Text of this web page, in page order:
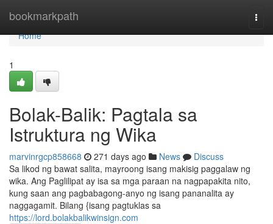
bookmarkpath
Home
Home
1
Bolak-Balik: Pagtala sa
Istruktura ng Wika
marvinrgcp858668 271 days ago News
Discuss
Sa likod ng bawat salita, mayroong isang makisig paggalaw ng
wika. Ang Paglilipat ay isa sa mga paraan na nagpapakita nito,
kung saan ang pagbabagong-anyo ng isang pananalita ay
naggagamit. Bilang {isang pagtuklas sa
https://lord.bolakbalikwinsign.com